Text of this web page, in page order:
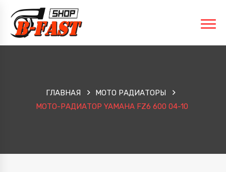
ГЛАВНАЯ
МОТО РАДИАТОРЫ
МОТО-РАДИАТОР YAMAHA FZ6 600 04-10